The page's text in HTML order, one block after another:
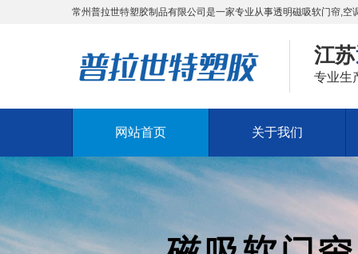
常州普拉世特塑胶制品有限公司是一家专业从事透明磁吸软门帘,
江苏
专业生
网站首页 关于我们